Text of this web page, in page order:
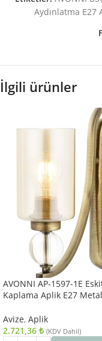
Aydınlatma
İlgili ürünler
AVONNI AP-1597-1E
Kaplama Aplik E27
Avize, Aplik
2.721,36 ₺ (KDV Dahil)